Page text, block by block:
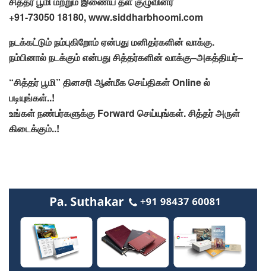
+91-73050 18180, www.siddharbhoomi.com
நடக்கட்டும்நம்புகிறோம்ஏன்பதுமனிதர்களின்வாக்கு.
நம்பினால்நடக்கும்என்பதுசித்தர்களின்வாக்கு–அகத்தியர்–
“சித்தர்பூமி” தினசரிஆன்மீகசெய்திகள்Onlineல்
படியுங்கள்..!
உங்கள்நண்பர்களுக்கு Forward செய்யுங்கள்.சித்தர்அருள்
கிடைக்கும்..!